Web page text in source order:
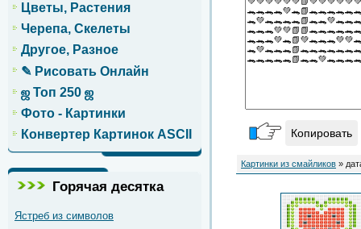
Цветы, Растения
Черепа, Скелеты
Другое, Разное
✎ Рисовать Онлайн
ஜ Топ 250 ஜ
Фото - Картинки
Конвертер Картинок ASCII
Горячая десятка
Ястреб из символов
Копировать
Картинки из смайликов »